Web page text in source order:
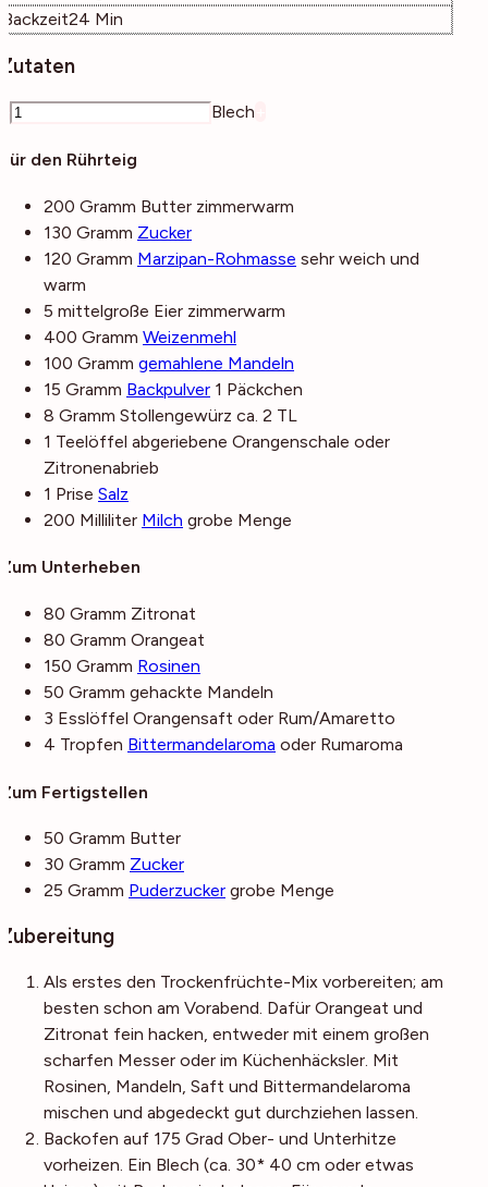
Backzeit24 Minuten
Min
Zutaten
Blech
Für den Rührteig
200 Gramm Butter zimmerwarm
130 Gramm Zucker
120 Gramm Marzipan-Rohmasse sehr weich und
warm
5 mittelgroße Eier zimmerwarm
400 Gramm Weizenmehl
100 Gramm gemahlene Mandeln
15 Gramm Backpulver 1 Päckchen
8 Gramm Stollengewürz ca. 2 TL
1 Teelöffel abgeriebene Orangenschale oder
Zitronenabrieb
1 Prise Salz
200 Milliliter Milch grobe Menge
Zum Unterheben
80 Gramm Zitronat
80 Gramm Orangeat
150 Gramm Rosinen
50 Gramm gehackte Mandeln
3 Esslöffel Orangensaft oder Rum/Amaretto
4 Tropfen Bittermandelaroma oder Rumaroma
Zum Fertigstellen
50 Gramm Butter
30 Gramm Zucker
25 Gramm Puderzucker grobe Menge
Zubereitung
Als erstes den Trockenfrüchte-Mix vorbereiten; am
besten schon am Vorabend. Dafür Orangeat und
Zitronat fein hacken, entweder mit einem großen
scharfen Messer oder im Küchenhäcksler. Mit
Rosinen, Mandeln, Saft und Bittermandelaroma
mischen und abgedeckt gut durchziehen lassen.
Backofen auf 175 Grad Ober- und Unterhitze
vorheizen. Ein Blech (ca. 30* 40 cm oder etwas